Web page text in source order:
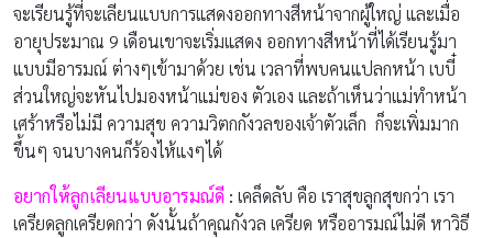
จะเรียนรู้ที่จะเลียนแบบการแสดงออกทางสีหน้าจากผู้ใหญ่ และเมื่อ
อายุประมาณ 9 เดือนเขาจะเริ่มแสดง ออกทางสีหน้าที่ได้เรียนรู้มา
แบบมีอารมณ์ ต่างๆเข้ามาด้วย เช่น เวลาที่พบคนแปลกหน้า เบบี๋
ส่วนใหญ่จะหันไปมองหน้าแม่ของ ตัวเอง และถ้าเห็นว่าแม่ทำหน้า
เศร้าหรือไม่มี ความสุข ความวิตกกังวลของเจ้าตัวเล็ก ก็จะเพิ่มมาก
ขึ้นๆ จนบางคนก็ร้องไห้แงๆได้
อยากให้ลูกเลียนแบบอารมณ์ดี : เคล็ดลับ คือ เราสุขลูกสุขกว่า เรา
เครียดลูกเครียดกว่า ดังนั้นถ้าคุณกังวล เครียด หรืออารมณ์ไม่ดี หาวิธี